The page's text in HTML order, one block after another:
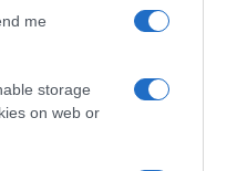
me
storage
on web or